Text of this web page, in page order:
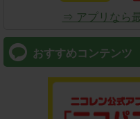
⇒ アプリなら
おすすめコンテンツ